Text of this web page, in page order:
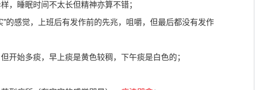
，睡眠时间不太长但精神亦算不错；
”的感觉，上班后有发作前的先兆，咀嚼，但最后都没有发作
开始多痰，早上痰是黄色较稠，下午痰是白色的；